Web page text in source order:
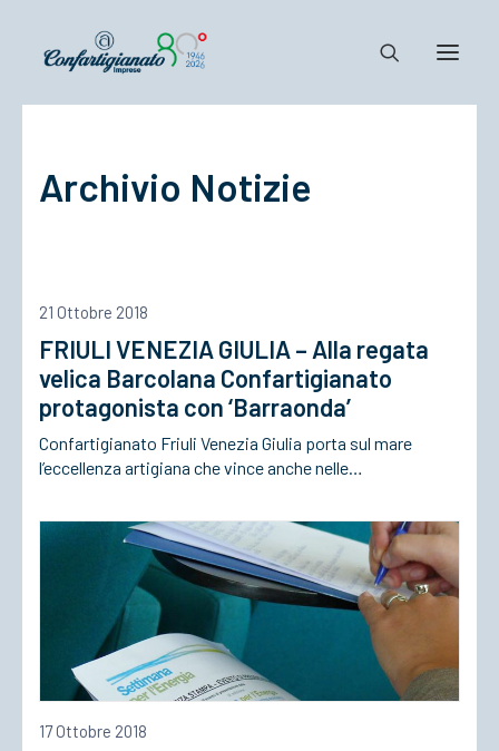
Confartigianato
Cosa Facciamo
Associarsi
Archivio Notizie
21 Ottobre 2018
FRIULI VENEZIA GIULIA – Alla regata
velica Barcolana Confartigianato
protagonista con ‘Barraonda’
Confartigianato Friuli Venezia Giulia porta sul mare
l’eccellenza artigiana che vince anche nelle…
17 Ottobre 2018